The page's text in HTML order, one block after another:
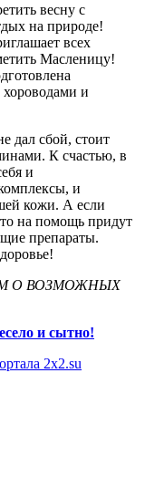
весну с
на природе!
всех
Масленицу!
и
дал сбой, стоит
К счастью, в
и
и
кожи. А если
на помощь придут
препараты.
О ВОЗМОЖНЫХ
и сытно!
2x2.su